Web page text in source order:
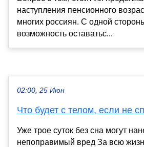
наступления пенсионного
многих россиян. С одной
возможность оставатьс...
02:00, 25 Июн
Что будет с телом, если не
Уже трое суток без сна могут
непоправимый вред За всю